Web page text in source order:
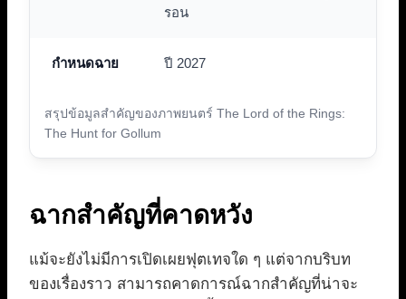
สรุปข้อมูลสำคัญของภาพยนตร์ The Lord of the Rings:
The Hunt for Gollum
รอน
กำหนดฉาย ปี 2027
ฉากสำคัญที่คาดหวัง
แม้จะยังไม่มีการเปิดเผยฟุตเทจใด ๆ แต่จากบริบท
ของเรื่องราว สามารถคาดการณ์ฉากสำคัญที่น่าจะ